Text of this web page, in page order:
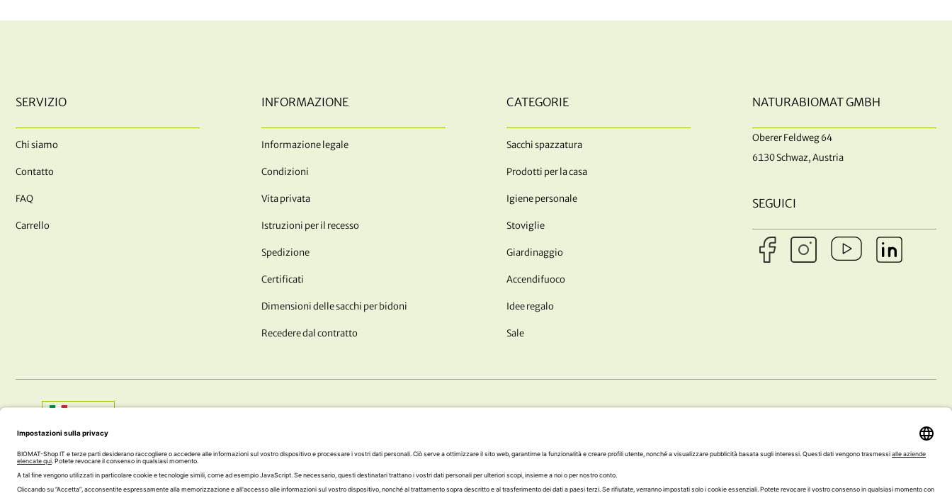
SERVIZIO
Chi siamo
Contatto
FAQ
Carrello
INFORMAZIONE
Informazione legale
Condizioni
Vita privata
Istruzioni per il recesso
Spedizione
Certificati
Dimensioni delle sacchi per bidoni
Recedere dal contratto
CATEGORIE
Sacchi spazzatura
Prodotti per la casa
Igiene personale
Stoviglie
Giardinaggio
Accendifuoco
Idee regalo
Sale
NATURABIOMAT GMBH
Oberer Feldweg 64
6130 Schwaz, Austria
SEGUICI
AVETE DOMANDE?? SIAMO QUI PER TE!
+43 (0) 5242 74 100 office@biomat-shop.com
I NOSTRI METODI DI PAGAMENTO